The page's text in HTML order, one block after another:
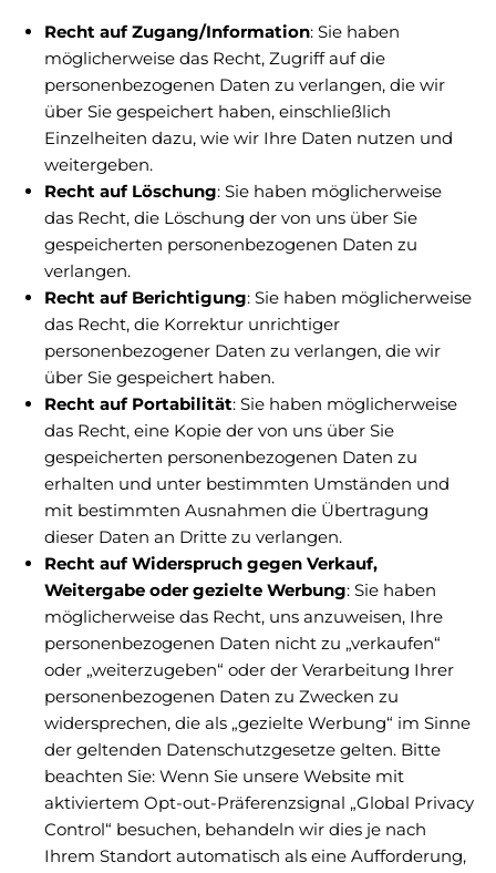
Recht auf Zugang/Information: Sie haben
möglicherweise das Recht, Zugriff auf die
personenbezogenen Daten zu verlangen, die wir
über Sie gespeichert haben, einschließlich
Einzelheiten dazu, wie wir Ihre Daten nutzen und
weitergeben.
Recht auf Löschung: Sie haben möglicherweise
das Recht, die Löschung der von uns über Sie
gespeicherten personenbezogenen Daten zu
verlangen.
Recht auf Berichtigung: Sie haben möglicherweise
das Recht, die Korrektur unrichtiger
personenbezogener Daten zu verlangen, die wir
über Sie gespeichert haben.
Recht auf Portabilität: Sie haben möglicherweise
das Recht, eine Kopie der von uns über Sie
gespeicherten personenbezogenen Daten zu
erhalten und unter bestimmten Umständen und
mit bestimmten Ausnahmen die Übertragung
dieser Daten an Dritte zu verlangen.
Recht auf Widerspruch gegen Verkauf,
Weitergabe oder gezielte Werbung: Sie haben
möglicherweise das Recht, uns anzuweisen, Ihre
personenbezogenen Daten nicht zu „verkaufen“
oder „weiterzugeben“ oder der Verarbeitung Ihrer
personenbezogenen Daten zu Zwecken zu
widersprechen, die als „gezielte Werbung“ im Sinne
der geltenden Datenschutzgesetze gelten. Bitte
beachten Sie: Wenn Sie unsere Website mit
aktiviertem Opt-out-Präferenzsignal „Global Privacy
Control“ besuchen, behandeln wir dies je nach
Ihrem Standort automatisch als eine Aufforderung,